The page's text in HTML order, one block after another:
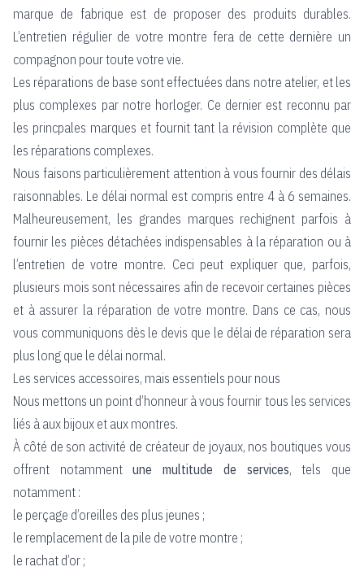
marque de fabrique est de proposer des produits durables.
L’entretien régulier de votre montre fera de cette dernière un
compagnon pour toute votre vie.
Les réparations de base sont effectuées dans notre atelier, et les
plus complexes par notre horloger. Ce dernier est reconnu par
les princpales marques et fournit tant la révision complète que
les réparations complexes.
Nous faisons particulièrement attention à vous fournir des délais
raisonnables. Le délai normal est compris entre 4 à 6 semaines.
Malheureusement, les grandes marques rechignent parfois à
fournir les pièces détachées indispensables à la réparation ou à
l’entretien de votre montre. Ceci peut expliquer que, parfois,
plusieurs mois sont nécessaires afin de recevoir certaines pièces
et à assurer la réparation de votre montre. Dans ce cas, nous
vous communiquons dès le devis que le délai de réparation sera
plus long que le délai normal.
Les services accessoires, mais essentiels pour nous
Nous mettons un point d’honneur à vous fournir tous les services
liés à aux bijoux et aux montres.
À côté de son activité de créateur de joyaux, nos boutiques vous
offrent notammentune multitude de services, tels que
notamment :
le perçage d’oreilles des plus jeunes ;
le remplacement de la pile de votre montre ;
le rachat d’or ;